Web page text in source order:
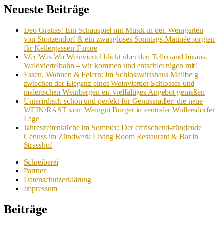
Neueste Beiträge
Deo Gratias! Ein Schauspiel mit Musik in den Weingärten
von Stoitzendorf & ein zwangloses Sonntags-Matinée sorgten
für Kellergassen-Furore
Wer Was Wo Weinviertel blickt über den Tellerrand hinaus.
Waldviertelbahn – wir kommen und entschleunigen mit!
Essen, Wohnen & Feiern: Im Schlosswirtshaus Mailberg
zwischen der Eleganz eines Weinviertler Schlosses und
malerischen Weinbergen ein vielfältiges Angebot genießen
Unterirdisch schön und perfekt für Genussradler: die neue
WEIN:RAST vom Weingut Burger in zentraler Wullersdorfer
Lage
Jahreszeitenküche im Sommer: Der erfrischend-zündende
Genuss im Zündwerk Living Room Restaurant & Bar in
Strasshof
Schreiberei
Partner
Datenschutzerklärung
Impressum
Beiträge